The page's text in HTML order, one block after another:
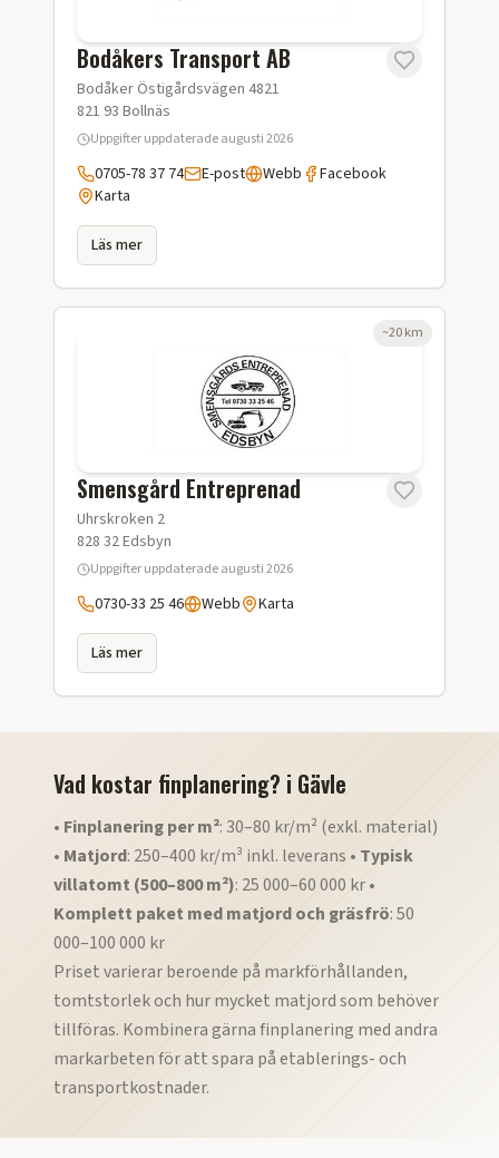
Bodåkers Transport AB
Bodåker Östigårdsvägen 4821
821 93 Bollnäs
Uppgifter uppdateradeaugusti 2026
0705-78 37 74 E-post Webb
Facebook
Karta
Läs mer
Smensgård Entreprenad
Uhrskroken 2
828 32Edsbyn
Uppgifter uppdateradeaugusti 2026
0730-33 25 46 Webb Karta
Läs mer
~20km
Vad kostar finplanering? i Gävle
• Finplanering per m²: 30–80 kr/m² (exkl. material)
• Matjord: 250–400 kr/m³ inkl. leverans • Typisk
villatomt (500–800 m²): 25 000–60 000 kr •
Komplett paket med matjord och gräsfrö: 50
000–100 000 kr
Priset varierar beroende på markförhållanden,
tomtstorlek och hur mycket matjord som behöver
tillföras. Kombinera gärna finplanering med andra
markarbeten för att spara på etablerings- och
transportkostnader.